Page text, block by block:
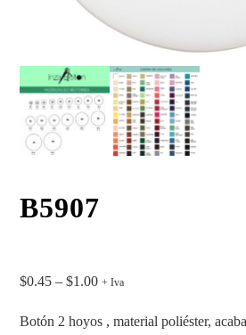
B5907
$0.45 – $1.00 + Iva
Botón 2 hoyos , material poliéster,